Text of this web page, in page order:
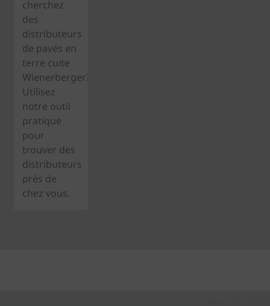
cherchez
des
distributeurs
de pavés en
terre cuite
Wienerberger?
Utilisez
notre outil
pratique
pour
trouver des
distributeurs
près de
chez vous.